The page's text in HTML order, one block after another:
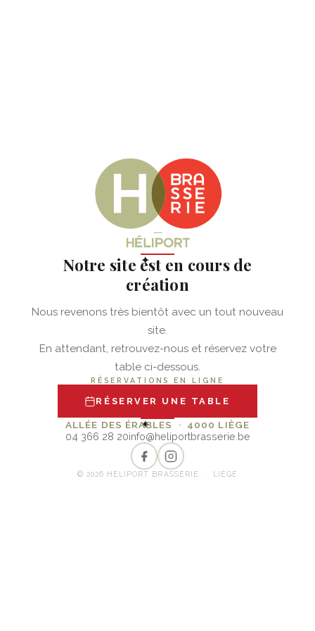
✦
Notre site est en cours de
création
Nous revenons très bientôt avec un tout nouveau
site.
En attendant, retrouvez-nous et réservez votre
table ci-dessous.
RÉSERVATIONS EN LIGNE
RÉSERVER UNE TABLE
✦
ALLÉE DES ÉRABLES · 4000 LIÈGE
04 366 28 20info@heliportbrasserie.be
© 2026 HÉLIPORT BRASSERIE · LIÈGE